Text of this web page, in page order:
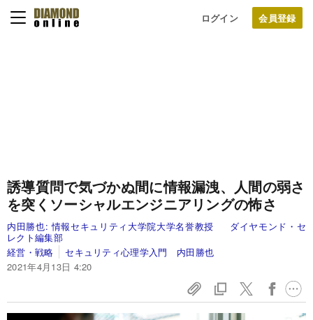
ログイン
誘導質問で気づかぬ間に情報漏洩、人間の弱さ
を突くソーシャルエンジニアリングの怖さ
内田勝也:情報セキュリティ大学院大学名誉教授
ダイヤモンド・セ
レクト編集部
経営・戦略
セキュリティ心理学入門 内田勝也
2021年4月13日 4:20